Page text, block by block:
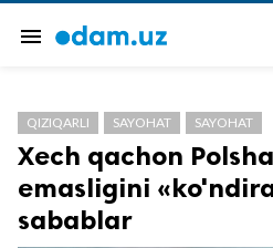
menu
QIZIQARLI SAYOHAT SAYOHAT
Xech qachon
emasligini
sabablar